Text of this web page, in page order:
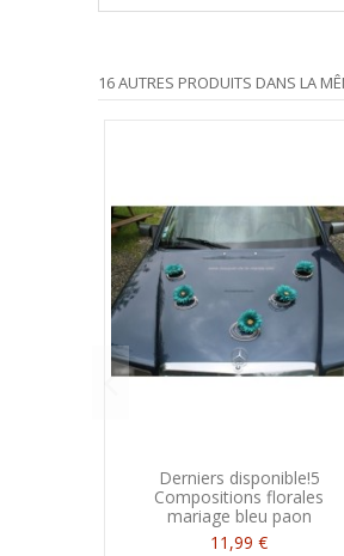
16 AUTRES PRODUITS DANS LA
Derniers disponible!5
Compositions florales
mariage bleu paon
11,99 €